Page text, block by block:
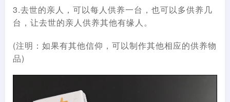
3.去世的亲人，可以每人供养一台，也可以多供养几
台，让去世的亲人供养其他有缘人。
(注明：如果有其他信仰，可以制作其他相应的供养物
品)